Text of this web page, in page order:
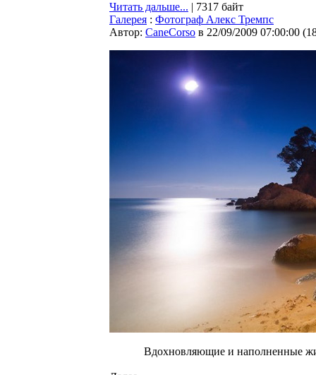
Читать дальше... | 7317 байт
Галерея : Фотограф Алекс Тремпс
Автор: CaneCorso в 22/09/2009 07:00:00 (
Вдохновляющие и наполненные